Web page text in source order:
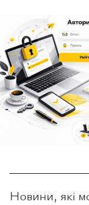
Новини, які